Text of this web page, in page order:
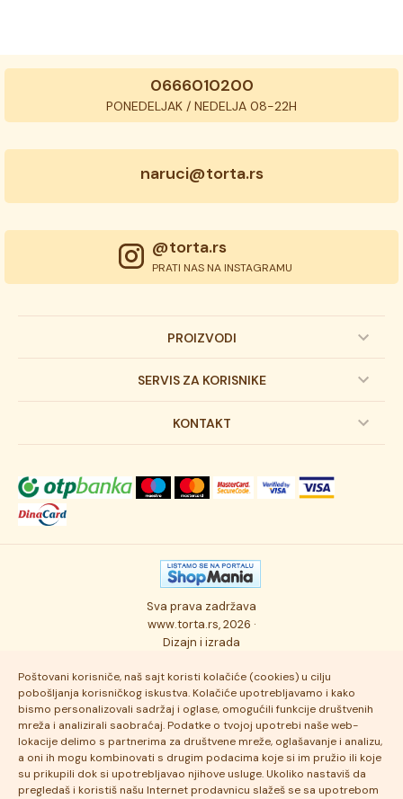
Poštovani korisniče, naš sajt koristi kolačiće (cookies) u cilju
pobošljanja korisničkog iskustva. Kolačiće upotrebljavamo i kako
bismo personalizovali sadržaj i oglase, omogućili funkcije društvenih
mreža i analizirali saobraćaj. Podatke o tvojoj upotrebi naše web-
lokacije delimo s partnerima za društvene mreže, oglašavanje i analizu,
a oni ih mogu kombinovati s drugim podacima koje si im pružio ili koje
su prikupili dok si upotrebljavao njihove usluge. Ukoliko nastaviš da
pregledaš i koristiš našu Internet prodavnicu slažeš se sa upotrebom
0666010200
PONEDELJAK / NEDELJA 08-22H
naruci@torta.rs
@torta.rs
PRATI NAS NA INSTAGRAMU
PROIZVODI
Dečije torte
Svadbene torte
Torta klasici
Osmisli tortu
Ukusi torti
SERVIS ZA KORISNIKE
Prijava na newsletter
Dostava robe
Autorska prava
Politika privatnosti
Najčešće postavljana pitanja
KONTAKT
Novosti
Posao
Kontakt
Sva prava zadržava
www.torta.rs, 2026 ·
Dizajn i izrada